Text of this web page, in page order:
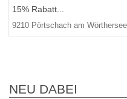
15% Rabatt...
9210 Pörtschach am Wörthersee
NEU DABEI